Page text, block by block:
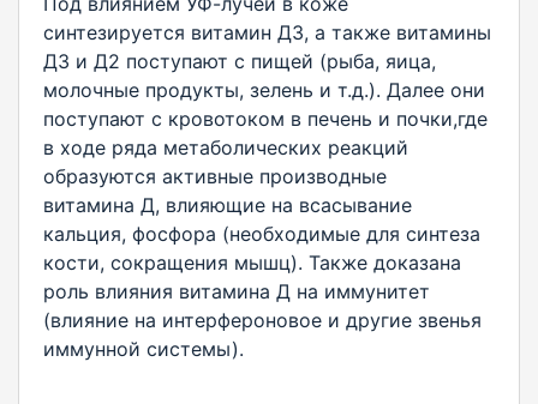
синтезируется витамин Д3, а также витамины
Д3 и Д2 поступают с пищей (рыба, яица,
молочные продукты, зелень и т.д.). Далее они
поступают с кровотоком в печень и почки,где
в ходе ряда метаболических реакций
образуются активные производные
витамина Д, влияющие на всасывание
кальция, фосфора (необходимые для синтеза
кости, сокращения мышц). Также доказана
роль влияния витамина Д на иммунитет
(влияние на интерфероновое и другие звенья
иммунной системы).